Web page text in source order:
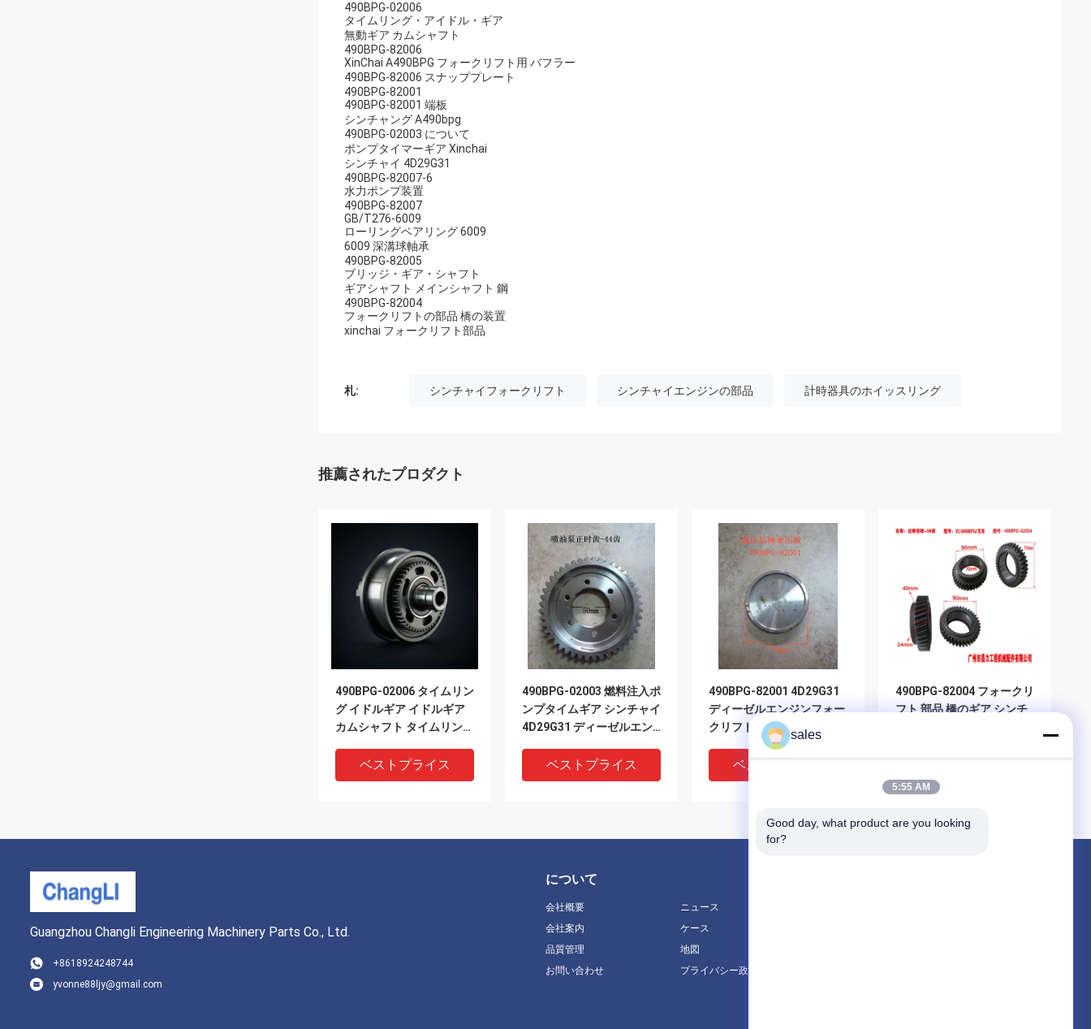
490BPG-02006
タイムリング・アイドル・ギア
無動ギア カムシャフト
490BPG-82006
XinChai A490BPG フォークリフト用 バフラー
490BPG-82006 スナッププレート
490BPG-82001
490BPG-82001 端板
シンチャング A490bpg
490BPG-02003 について
ポンプタイマーギア Xinchai
シンチャイ 4D29G31
490BPG-82007-6
水力ポンプ装置
490BPG-82007
GB/T276-6009
ローリングベアリング 6009
6009 深溝球軸承
490BPG-82005
ブリッジ・ギア・シャフト
ギアシャフト メインシャフト 鋼
490BPG-82004
フォークリフトの部品 橋の装置
xinchai フォークリフト部品
札: シンチャイフォークリフト シンチャイエンジンの部品 計時器具のホイッスリング
推薦されたプロダクト
490BPG-02006 タイムリン
グ イドルギア イドルギア
カムシャフト タイムリング
ベストプライス
490BPG-02003 燃料注入ポ
ンプタイムギア シンチャイ
4D29G31 ディーゼルエン
ベストプライス
490BPG-82001 4D29G31
ディーゼルエンジンフォー
クリフトのための端板
Xinchang A490bpg
ベストプライス
490BPG-82004 フォークリ
フト 部品 橋のギア シンチ
Guangzhou Changli Engineering Machinery Parts Co., Ltd.
+8618924248744
yvonne88ljy@gmail.com
について
会社概要
会社案内
品質管理
お問い合わせ
ニュース
ケース
地図
プライバシー政策
sales
5:55 AM
Good day, what product are you looking
for?